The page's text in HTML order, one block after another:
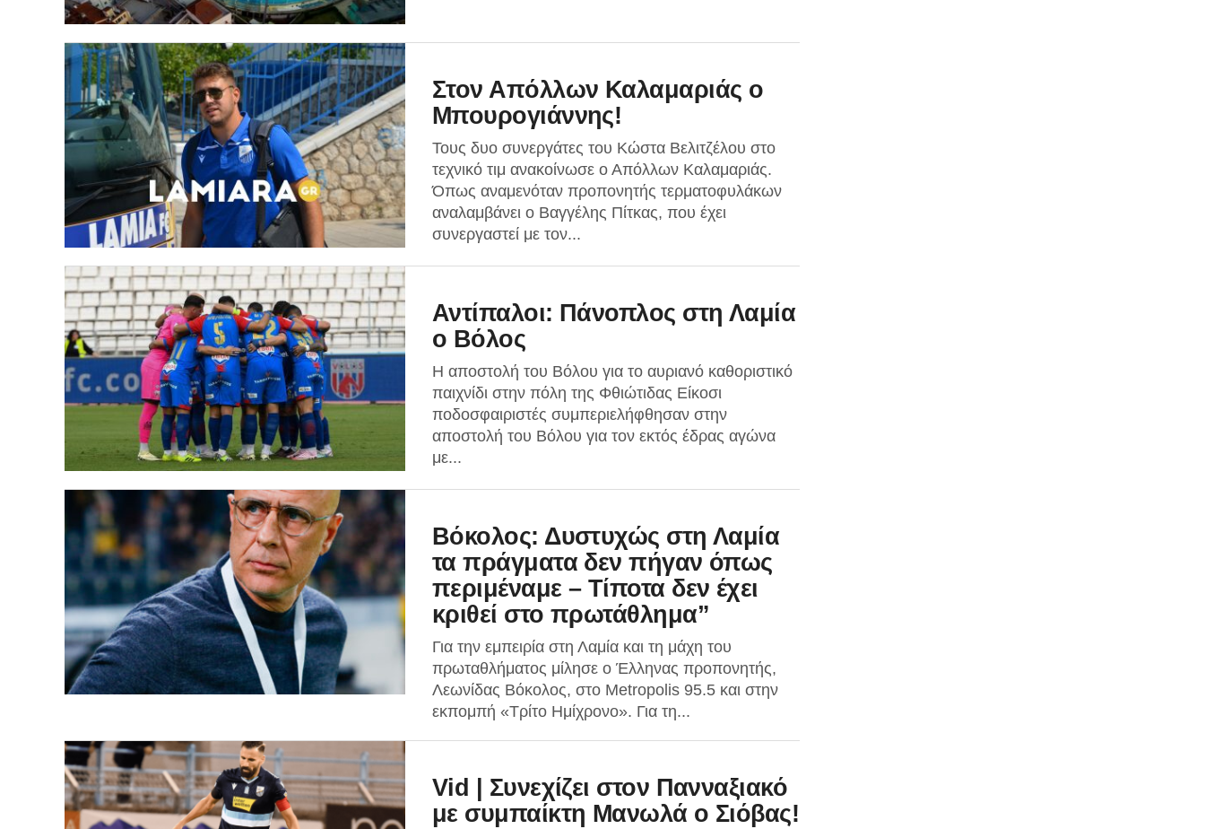
Στον Απόλλων Καλαμαριάς ο
Μπουρογιάννης!
Τους δυο συνεργάτες του Κώστα Βελιτζέλου στο
τεχνικό τιμ ανακοίνωσε ο Απόλλων Καλαμαριάς.
Όπως αναμενόταν προπονητής τερματοφυλάκων
αναλαμβάνει ο Βαγγέλης Πίτκας, που έχει
συνεργαστεί με τον...
Αντίπαλοι: Πάνοπλος στη Λαμία
ο Βόλος
Η αποστολή του Βόλου για το αυριανό καθοριστικό
παιχνίδι στην πόλη της Φθιώτιδας Είκοσι
ποδοσφαιριστές συμπεριελήφθησαν στην
αποστολή του Βόλου για τον εκτός έδρας αγώνα
με...
Βόκολος: Δυστυχώς στη Λαμία
τα πράγματα δεν πήγαν όπως
περιμέναμε – Τίποτα δεν έχει
κριθεί στο πρωτάθλημα”
Για την εμπειρία στη Λαμία και τη μάχη του
πρωταθλήματος μίλησε ο Έλληνας προπονητής,
Λεωνίδας Βόκολος, στο Metropolis 95.5 και στην
εκπομπή «Τρίτο Ημίχρονο». Για τη...
Vid | Συνεχίζει στον Πανναξιακό
με συμπαίκτη Μανωλά ο Σιόβας!